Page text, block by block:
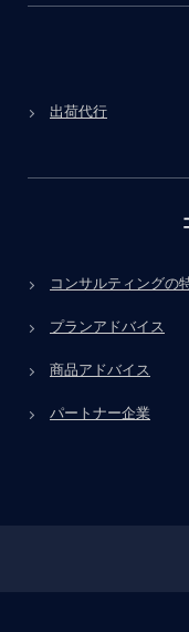
出荷代行
コンサルティングの
プランアドバイス
商品アドバイス
パートナー企業